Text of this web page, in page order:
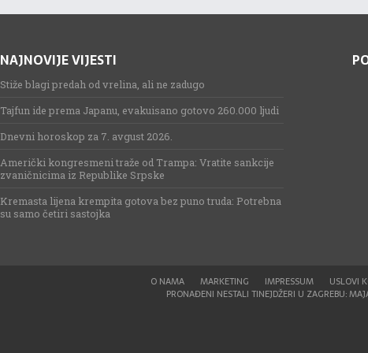
NAJNOVIJE VIJESTI
Stiže blagi predah od vrelina, ali ne zadugo
Tajfun ide prema Japanu, evakuisano gotovo 260.000 ljudi
Dnevni horoskop za 7. avgust 2026.
Američki kongresmeni traže od Trampa: Vratite sankcije
zvaničnicima iz Republike Srpske
Kremasta lijena krempita gotova bez puno truda: Potrebna
su samo četiri sastojka
O NAMA MARKETING IMPRESSUM
USLOVI
PRONAĐENI NESTALI TINEJDŽERI U ZAGREBU: